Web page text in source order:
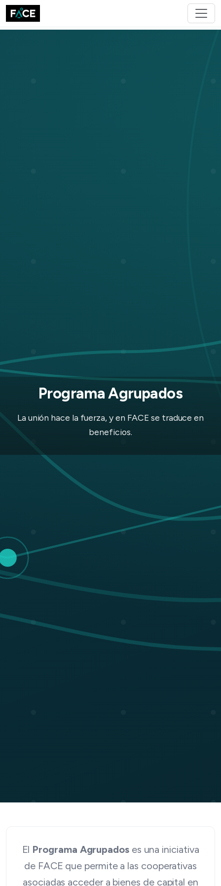
Programa Agrupados
La unión hace la fuerza, y en FACE se traduce en
beneficios.
El Programa Agrupadoses una iniciativa
de FACE que permite a las cooperativas
asociadas acceder a bienes de capital en